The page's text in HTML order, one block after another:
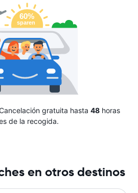
gratuita hasta 48 horas
de la recogida.
en otros destinos